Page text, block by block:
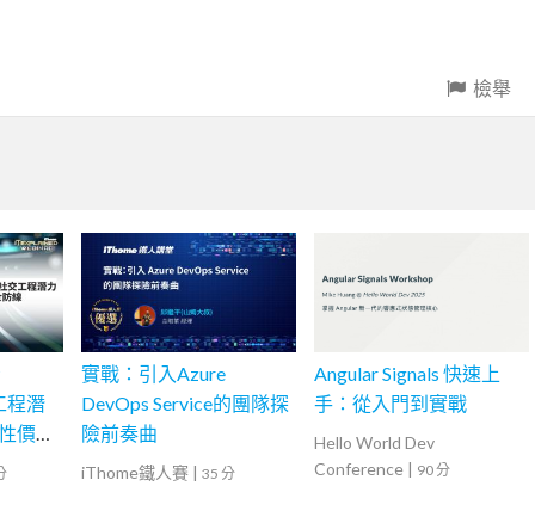
檢舉
程潛
價比
實戰：引入Azure
DevOps Service的團隊探
險前奏曲
iThome鐵人賽 | 35 分
Angular Signals 快速上
手：從入門到實戰
Hello World Dev
Conference | 90 分